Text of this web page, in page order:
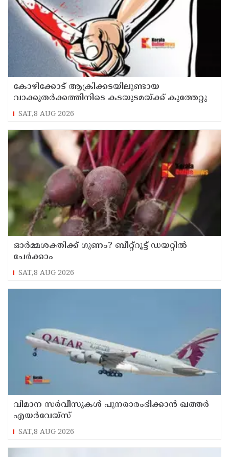
കോഴിക്കോട് ആക്രിക്കടയിലുണ്ടായ
വാക്കുതർക്കത്തിനിടെ കടയുടമയ്ക്ക് കുത്തേറ്റു
SAT,8 AUG 2026
ഓർമ്മശക്തിക്ക് ഗുണം? ബീറ്റ്‌റൂട്ട് ഡയറ്റിൽ
ചേർക്കാം
SAT,8 AUG 2026
വിമാന സര്‍വീസുകള്‍ പുനരാരംഭിക്കാന്‍ ഖത്തര്‍
എയര്‍വേയ്‌സ്
SAT,8 AUG 2026